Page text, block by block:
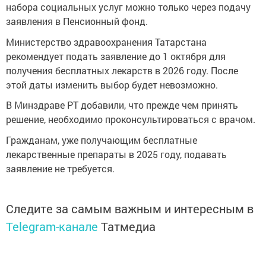
набора социальных услуг можно только через подачу
заявления в Пенсионный фонд.
Министерство здравоохранения Татарстана
рекомендует подать заявление до 1 октября для
получения бесплатных лекарств в 2026 году. После
этой даты изменить выбор будет невозможно.
В Минздраве РТ добавили, что прежде чем принять
решение, необходимо проконсультироваться с врачом.
Гражданам, уже получающим бесплатные
лекарственные препараты в 2025 году, подавать
заявление не требуется.
Следите за самым важным и интересным в
Telegram-канале Татмедиа